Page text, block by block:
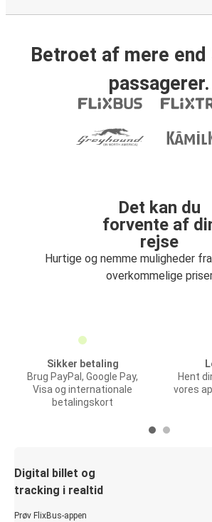
Betroet af mere end
passagerer.
Det kan du
forvente af
rejse
Hurtige og nemme muligheder
overkommelige
Sikker betaling
Brug PayPal, Google Pay,
Visa og internationale
betalingskort
Hent
vores
Digital billet og
tracking i realtid
Prøv FlixBus-appen